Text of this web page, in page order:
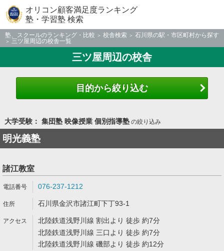
オリコン顧客満足度ランキング
塾・学習塾 検索
塾、スクールのランキング・比較 校舎検索
石川県の駅・市区町村から探す
三ツ屋周辺の校舎一覧
三ツ屋周辺の校舎
目的から絞り込む
大学受験： 集団塾 映像授業 個別指導塾の絞り込み
明光義塾
諸江教室
076-237-1212
石川県金沢市諸江町下丁93-1
北陸鉄道浅野川線 割出より 徒歩 約7分
北陸鉄道浅野川線 三口より 徒歩 約7分
北陸鉄道浅野川線 磯部より 徒歩 約12分